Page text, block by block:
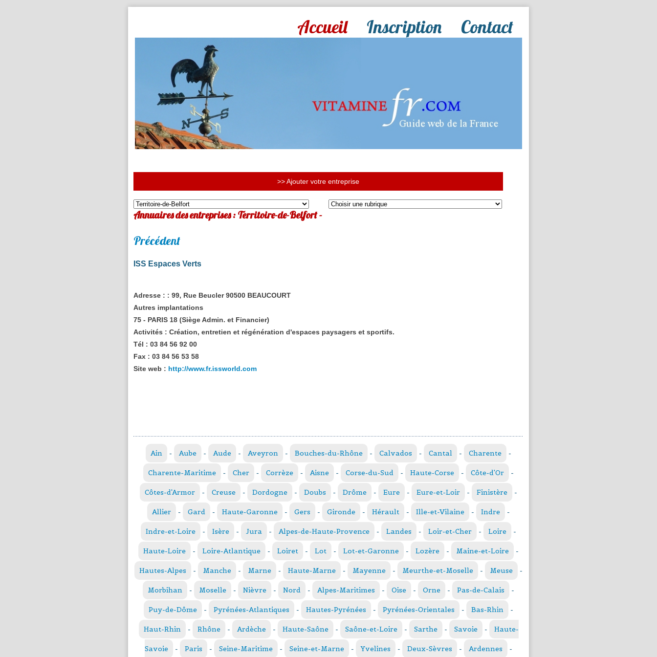
Accueil Inscription Contact
>> Ajouter votre entreprise
Annuaires des entreprises : Territoire-de-Belfort -
Précédent
ISS Espaces Verts
Adresse : : 99, Rue Beucler 90500 BEAUCOURT
Autres implantations
75 - PARIS 18 (Siège Admin. et Financier)
Activités : Création, entretien et régénération d'espaces paysagers et sportifs.
Tél : 03 84 56 92 00
Fax : 03 84 56 53 58
Site web : http://www.fr.issworld.com
Ain - Aube - Aude - Aveyron - Bouches-du-Rhône - Calvados - Cantal - Charente -
Charente-Maritime - Cher - Corrèze - Aisne - Corse-du-Sud - Haute-Corse - Côte-d'Or -
Côtes-d'Armor - Creuse - Dordogne - Doubs - Drôme - Eure - Eure-et-Loir - Finistère -
Allier - Gard - Haute-Garonne - Gers - Gironde - Hérault - Ille-et-Vilaine - Indre -
Indre-et-Loire - Isère - Jura - Alpes-de-Haute-Provence - Landes - Loir-et-Cher - Loire -
Haute-Loire - Loire-Atlantique - Loiret - Lot - Lot-et-Garonne - Lozère - Maine-et-Loire -
Hautes-Alpes - Manche - Marne - Haute-Marne - Mayenne - Meurthe-et-Moselle - Meuse -
Morbihan - Moselle - Nièvre - Nord - Alpes-Maritimes - Oise - Orne - Pas-de-Calais -
Puy-de-Dôme - Pyrénées-Atlantiques - Hautes-Pyrénées - Pyrénées-Orientales - Bas-Rhin -
Haut-Rhin - Rhône - Ardèche - Haute-Saône - Saône-et-Loire - Sarthe - Savoie - Haute-
Savoie - Paris - Seine-Maritime - Seine-et-Marne - Yvelines - Deux-Sèvres - Ardennes -